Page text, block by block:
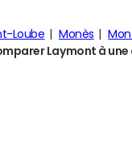
Loube Monès
Laymont à une